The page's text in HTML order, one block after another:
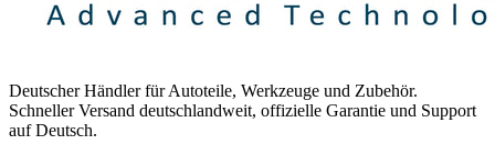
Deutscher Händler für Autoteile, Werkzeuge und Zubehör.
Schneller Versand deutschlandweit, offizielle Garantie und Support
auf Deutsch.